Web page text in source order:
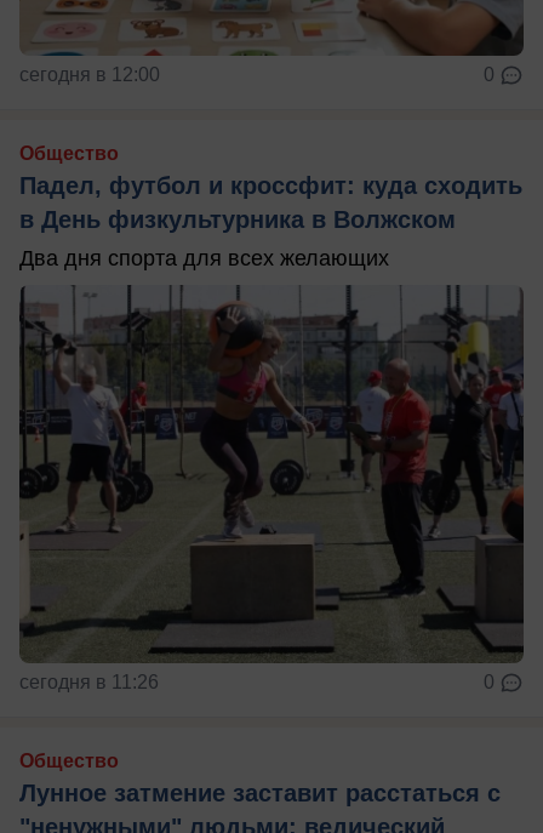
сегодня в 12:00 0
Общество
Падел, футбол и кроссфит: куда сходить
в День физкультурника в Волжском
Два дня спорта для всех желающих
сегодня в 11:26 0
Общество
Лунное затмение заставит расстаться с
"ненужными" людьми: ведический